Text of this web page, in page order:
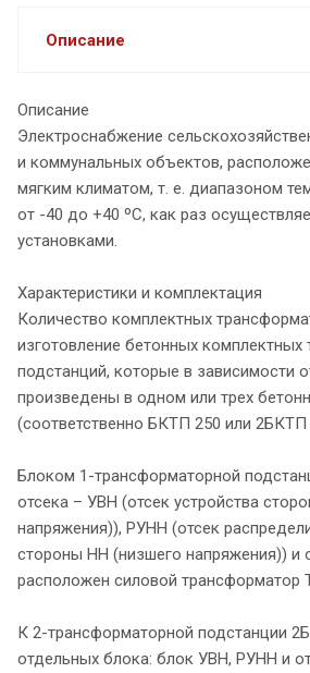
Описание
Описание
Электроснабжение
и коммунальных объектов,
мягким климатом, т. е. диапазоном
от -40 до +40 ºС, как раз
установками.
Характеристики и комплектация
Количество комплектных
изготовление бетонных
подстанций, которые в зависимости
произведены в одном или трех
(соответственно БКТП 250 или 2БКТП
Блоком 1-трансформаторной
отсека – УВН (отсек устройства
напряжения)), РУНН (отсек
стороны НН (низшего напряжения)) и
расположен силовой трансформатор
К 2-трансформаторной подстанции
отдельных блока: блок УВН, РУНН и